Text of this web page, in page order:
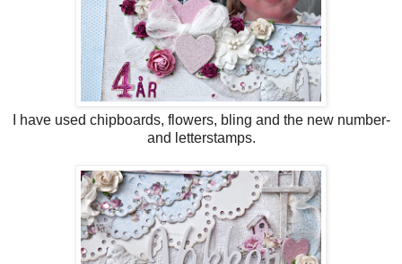
I have used chipboards, flowers, bling and the new number-
and letterstamps.